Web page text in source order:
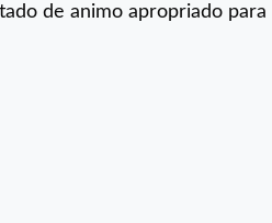
de animo apropriado